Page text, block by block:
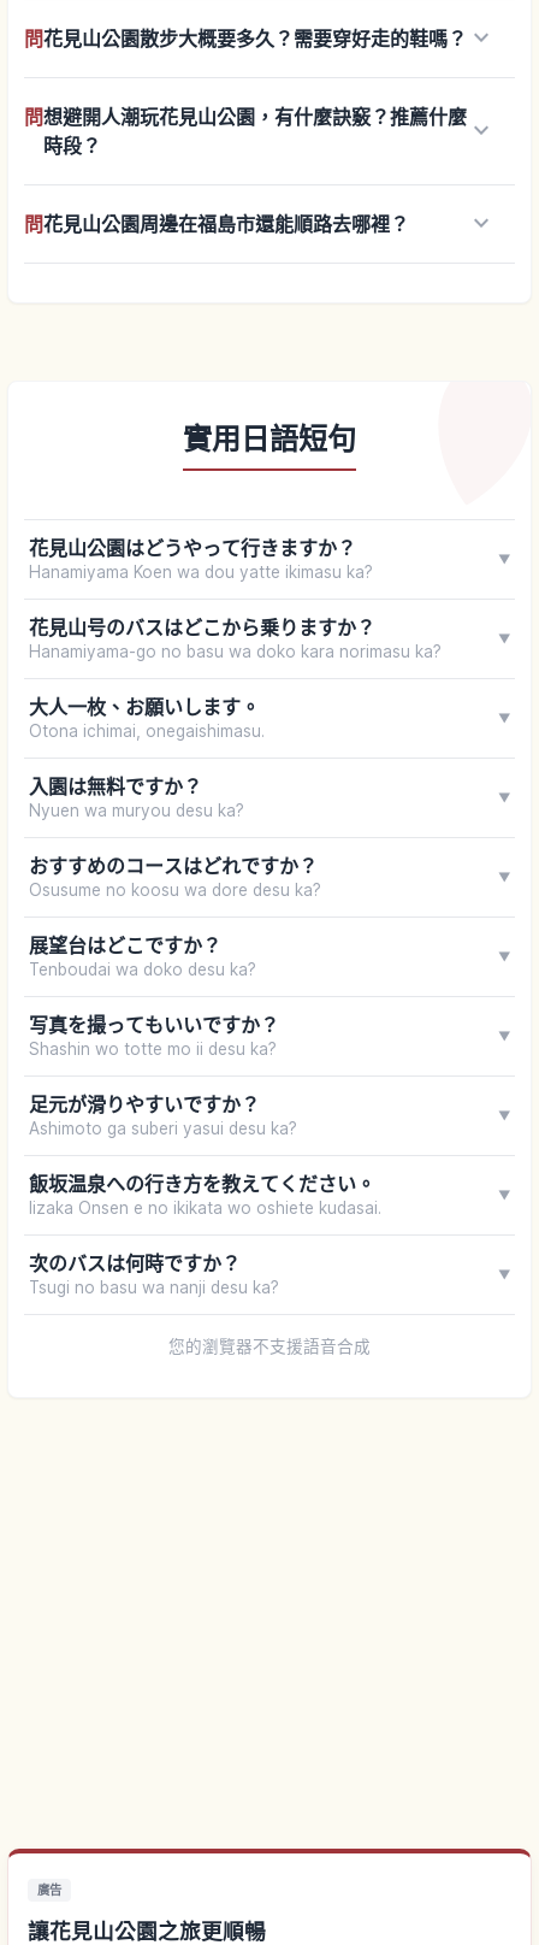
問花見山公園散步大概要多久？需要穿好走的鞋嗎？ keyboard_arrow_down
問想避開人潮玩花見山公園，有什麼訣竅？推薦什麼
時段？
keyboard_arrow_down
問花見山公園周邊在福島市還能順路去哪裡？ keyboard_arrow_down
實用日語短句
花見山公園はどうやって行きますか？
Hanamiyama Koen wa dou yatte ikimasu ka?
▼
花見山号のバスはどこから乗りますか？
Hanamiyama-go no basu wa doko kara norimasu ka?
▼
大人一枚、お願いします。
Otona ichimai, onegaishimasu.
▼
入園は無料ですか？
Nyuen wa muryou desu ka?
▼
おすすめのコースはどれですか？
Osusume no koosu wa dore desu ka?
▼
展望台はどこですか？
Tenboudai wa doko desu ka?
▼
写真を撮ってもいいですか？
Shashin wo totte mo ii desu ka?
▼
足元が滑りやすいですか？
Ashimoto ga suberi yasui desu ka?
▼
飯坂温泉への行き方を教えてください。
Iizaka Onsen e no ikikata wo oshiete kudasai.
▼
次のバスは何時ですか？
Tsugi no basu wa nanji desu ka?
▼
您的瀏覽器不支援語音合成
廣告
讓花見山公園之旅更順暢